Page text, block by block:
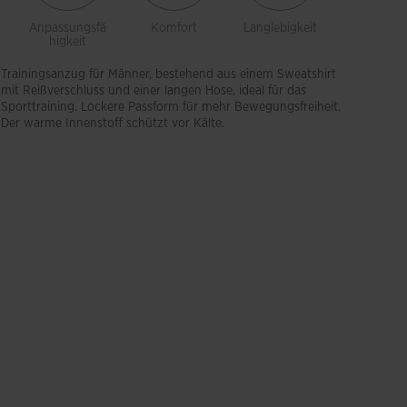
Anpassungsfä
higkeit
Komfort Langlebigkeit
Trainingsanzug für Männer, bestehend aus einem Sweatshirt
mit Reißverschluss und einer langen Hose, ideal für das
Sporttraining. Lockere Passform für mehr Bewegungsfreiheit.
Der warme Innenstoff schützt vor Kälte.